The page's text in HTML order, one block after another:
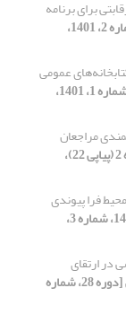
برای برنامه
[دوره 25، شماره 2، 1401،
عمومی
[دوره 25، شماره 1، 1401،
مراجعان
[دوره 6، شماره 2 (پیاپی 22)،
فرا پیوندی
[دوره 14، شماره 3،
در ارتقای
[دوره 28، شماره